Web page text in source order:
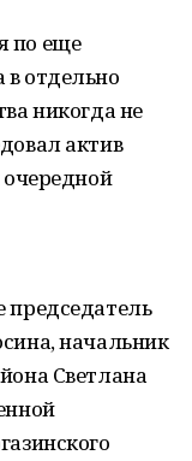
по еще
отдельно
никогда не
актив
очередной
председатель
начальник
Светлана